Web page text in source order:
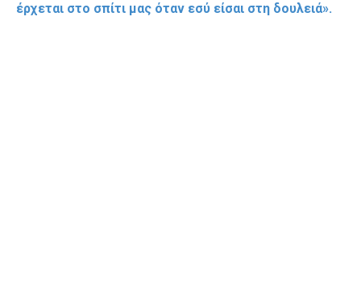
έρχεται στο σπίτι μας όταν εσύ είσαι στη δουλειά».